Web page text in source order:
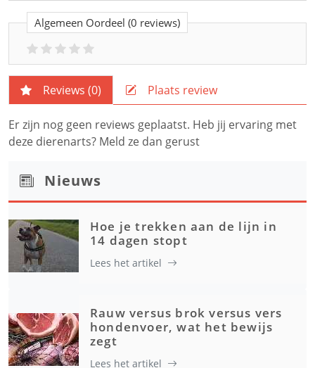
Algemeen Oordeel (0 reviews)
Reviews (0) Plaats review
Er zijn nog geen reviews geplaatst. Heb jij ervaring met
deze dierenarts? Meld ze dan gerust
Nieuws
Hoe je trekken aan de lijn in
14 dagen stopt
Lees het artikel
Rauw versus brok versus vers
hondenvoer, wat het bewijs
zegt
Lees het artikel